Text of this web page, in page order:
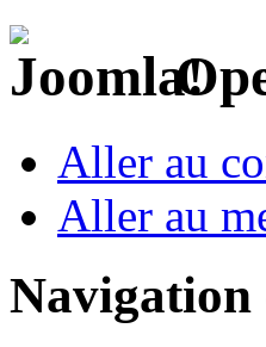
Aller au
Aller au
Navigation